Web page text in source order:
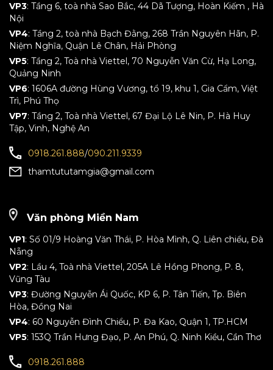
VP3: Tầng 6, toà nhà Sao Bắc, 44 Dã Tượng, Hoàn Kiếm , Hà
Nội
VP4: Tầng 2, toà nhà Bạch Đằng, 268 Trần Nguyên Hãn, P.
Niệm Nghĩa, Quận Lê Chân, Hải Phòng
VP5: Tầng 2, Toà nhà Viettel, 70 Nguyễn Văn Cừ, Hạ Long,
Quảng Ninh
VP6: 1606A đường Hùng Vương, tổ 19, khu 1, Gia Cẩm, Việt
Trì, Phú Thọ
VP7: Tầng 2, Toà nhà Viettel, 67 Đại Lộ Lê Nin, P. Hà Huy
Tập, Vinh, Nghệ An
0918.261.888/090.211.9339
thamtututamgia@gmail.com
Văn phòng Miền Nam
VP1: Số 01/9 Hoàng Văn Thái, P. Hòa Mình, Q. Liên chiểu, Đà
Nẵng
VP2: Lầu 4, Toà nhà Viettel, 205A Lê Hồng Phong, P. 8,
Vũng Tàu
VP3: Đường Nguyễn Ái Quốc, KP 6, P. Tân Tiến, Tp. Biên
Hòa, Đồng Nai
VP4: 60 Nguyễn Đình Chiểu, P. Đa Kao, Quận 1, TP.HCM
VP5: 153Q Trần Hưng Đạo, P. An Phú, Q. Ninh Kiều, Cần Thơ
0918.261.888